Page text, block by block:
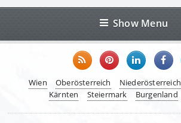
Show Menu
Wien Oberösterreich Niederösterreich
Kärnten
Steiermark Burgenland